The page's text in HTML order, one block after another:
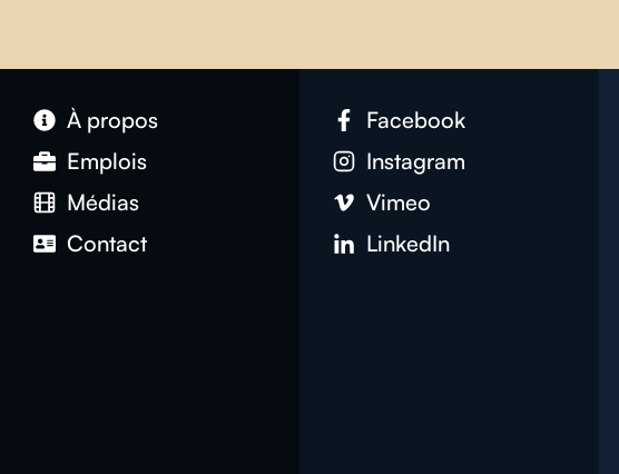
À propos
Emplois
Médias
Contact
Facebook
Instagram
Vimeo
LinkedIn